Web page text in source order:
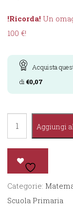
!Ricorda! Un
100 €!
Acquista
di €0,07
in
Matematica
quantità
Aggiungi
Categorie:
Scuola Primaria